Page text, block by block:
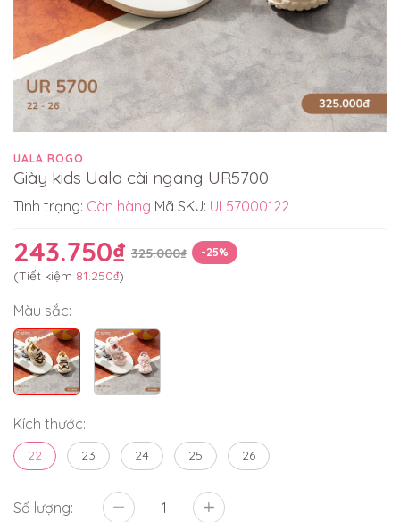
UALA ROGO
Giày kids Uala cài ngang UR5700
Tình trạng: Còn hàng Mã SKU: UL57000122
243.750₫ 325.000₫ -25%
(Tiết kiệm 81.250₫)
Màu sắc:
Kích thước:
22 23 24 25 26
Số lượng: